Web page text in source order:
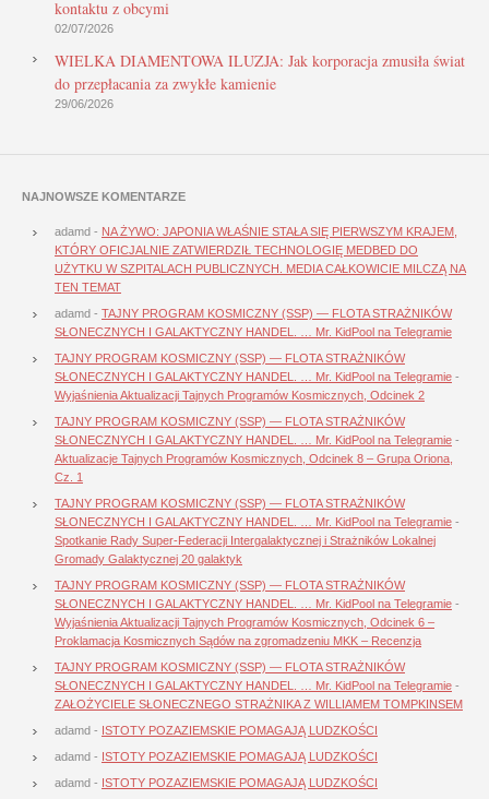
kontaktu z obcymi
02/07/2026
WIELKA DIAMENTOWA ILUZJA: Jak korporacja zmusiła świat
do przepłacania za zwykłe kamienie
29/06/2026
NAJNOWSZE KOMENTARZE
adamd - NA ŻYWO: JAPONIA WŁAŚNIE STAŁA SIĘ PIERWSZYM KRAJEM,
KTÓRY OFICJALNIE ZATWIERDZIŁ TECHNOLOGIĘ MEDBED DO
UŻYTKU W SZPITALACH PUBLICZNYCH. MEDIA CAŁKOWICIE MILCZĄ NA
TEN TEMAT
adamd - TAJNY PROGRAM KOSMICZNY (SSP) — FLOTA STRAŻNIKÓW
SŁONECZNYCH I GALAKTYCZNY HANDEL. … Mr. KidPool na Telegramie
TAJNY PROGRAM KOSMICZNY (SSP) — FLOTA STRAŻNIKÓW
SŁONECZNYCH I GALAKTYCZNY HANDEL. … Mr. KidPool na Telegramie -
Wyjaśnienia Aktualizacji Tajnych Programów Kosmicznych, Odcinek 2
TAJNY PROGRAM KOSMICZNY (SSP) — FLOTA STRAŻNIKÓW
SŁONECZNYCH I GALAKTYCZNY HANDEL. … Mr. KidPool na Telegramie -
Aktualizacje Tajnych Programów Kosmicznych, Odcinek 8 – Grupa Oriona,
Cz. 1
TAJNY PROGRAM KOSMICZNY (SSP) — FLOTA STRAŻNIKÓW
SŁONECZNYCH I GALAKTYCZNY HANDEL. … Mr. KidPool na Telegramie -
Spotkanie Rady Super-Federacji Intergalaktycznej i Strażników Lokalnej
Gromady Galaktycznej 20 galaktyk
TAJNY PROGRAM KOSMICZNY (SSP) — FLOTA STRAŻNIKÓW
SŁONECZNYCH I GALAKTYCZNY HANDEL. … Mr. KidPool na Telegramie -
Wyjaśnienia Aktualizacji Tajnych Programów Kosmicznych, Odcinek 6 –
Proklamacja Kosmicznych Sądów na zgromadzeniu MKK – Recenzja
TAJNY PROGRAM KOSMICZNY (SSP) — FLOTA STRAŻNIKÓW
SŁONECZNYCH I GALAKTYCZNY HANDEL. … Mr. KidPool na Telegramie -
ZAŁOŻYCIELE SŁONECZNEGO STRAŻNIKA Z WILLIAMEM TOMPKINSEM
adamd - ISTOTY POZAZIEMSKIE POMAGAJĄ LUDZKOŚCI
adamd - ISTOTY POZAZIEMSKIE POMAGAJĄ LUDZKOŚCI
adamd - ISTOTY POZAZIEMSKIE POMAGAJĄ LUDZKOŚCI